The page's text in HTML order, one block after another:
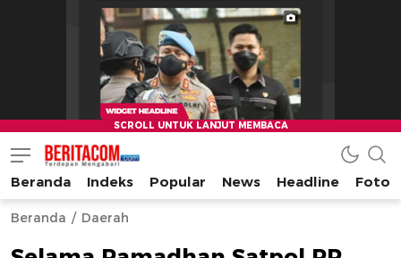
beritacom.com
bestnews
Beranda Indeks Popular News Headline Foto
Beranda Daerah